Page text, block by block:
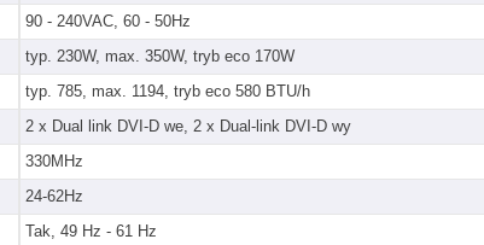
90 - 240VAC, 60 - 50Hz
typ. 230W, max. 350W, tryb eco 170W
typ. 785, max. 1194, tryb eco 580 BTU/h
2 x Dual link DVI-D we, 2 x Dual-link DVI-D wy
330MHz
24-62Hz
Tak, 49 Hz - 61 Hz